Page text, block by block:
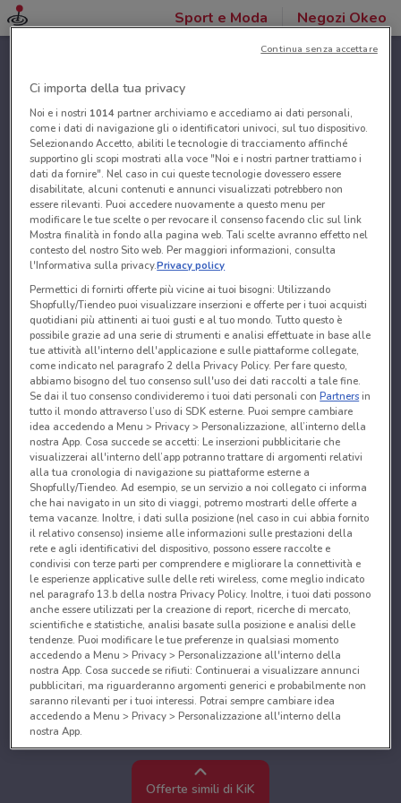
Sport e Moda Negozi Okeo
Offerte simili di KiK
Ci importa della tua privacy
Noi e i nostri 1014partner archiviamo e accediamo ai dati personali,
come i dati di navigazione gli o identificatori univoci, sul tuo dispositivo.
Selezionando Accetto, abiliti le tecnologie di tracciamento affinché
supportino gli scopi mostrati alla voce "Noi e i nostri partner trattiamo i
dati da fornire". Nel caso in cui queste tecnologie dovessero essere
disabilitate, alcuni contenuti e annunci visualizzati potrebbero non
essere rilevanti. Puoi accedere nuovamente a questo menu per
modificare le tue scelte o per revocare il consenso facendo clic sul link
Mostra finalità in fondo alla pagina web. Tali scelte avranno effetto nel
contesto del nostro Sito web. Per maggiori informazioni, consulta
l'Informativa sulla privacy.Privacy policy
Permettici di fornirti offerte più vicine ai tuoi bisogni: Utilizzando
Shopfully/Tiendeo puoi visualizzare inserzioni e offerte per i tuoi acquisti
quotidiani più attinenti ai tuoi gusti e al tuo mondo. Tutto questo è
possibile grazie ad una serie di strumenti e analisi effettuate in base alle
tue attività all'interno dell'applicazione e sulle piattaforme collegate,
come indicato nel paragrafo 2 della Privacy Policy. Per fare questo,
abbiamo bisogno del tuo consenso sull'uso dei dati raccolti a tale fine.
Se dai il tuo consenso condivideremo i tuoi dati personali conPartnersin
tutto il mondo attraverso l’uso di SDK esterne. Puoi sempre cambiare
idea accedendo a Menu > Privacy > Personalizzazione, all’interno della
nostra App. Cosa succede se accetti: Le inserzioni pubblicitarie che
visualizzerai all'interno dell’app potranno trattare di argomenti relativi
alla tua cronologia di navigazione su piattaforme esterne a
Shopfully/Tiendeo. Ad esempio, se un servizio a noi collegato ci informa
che hai navigato in un sito di viaggi, potremo mostrarti delle offerte a
tema vacanze. Inoltre, i dati sulla posizione (nel caso in cui abbia fornito
il relativo consenso) insieme alle informazioni sulle prestazioni della
rete e agli identificativi del dispositivo, possono essere raccolte e
condivisi con terze parti per comprendere e migliorare la connettività e
le esperienze applicative sulle delle reti wireless, come meglio indicato
nel paragrafo 13.b della nostra Privacy Policy. Inoltre, i tuoi dati possono
anche essere utilizzati per la creazione di report, ricerche di mercato,
scientifiche e statistiche, analisi basate sulla posizione e analisi delle
tendenze. Puoi modificare le tue preferenze in qualsiasi momento
accedendo a Menu > Privacy > Personalizzazione all'interno della
nostra App. Cosa succede se rifiuti: Continuerai a visualizzare annunci
pubblicitari, ma riguarderanno argomenti generici e probabilmente non
saranno rilevanti per i tuoi interessi. Potrai sempre cambiare idea
accedendo a Menu > Privacy > Personalizzazione all'interno della
nostra App.
Noi e i nostri partner trattiamo i dati per fornire:
Utilizzare dati di geolocalizzazione precisi. Scansione attiva delle
caratteristiche del dispositivo ai fini dell’identificazione. Archiviare
Continua senza accettare